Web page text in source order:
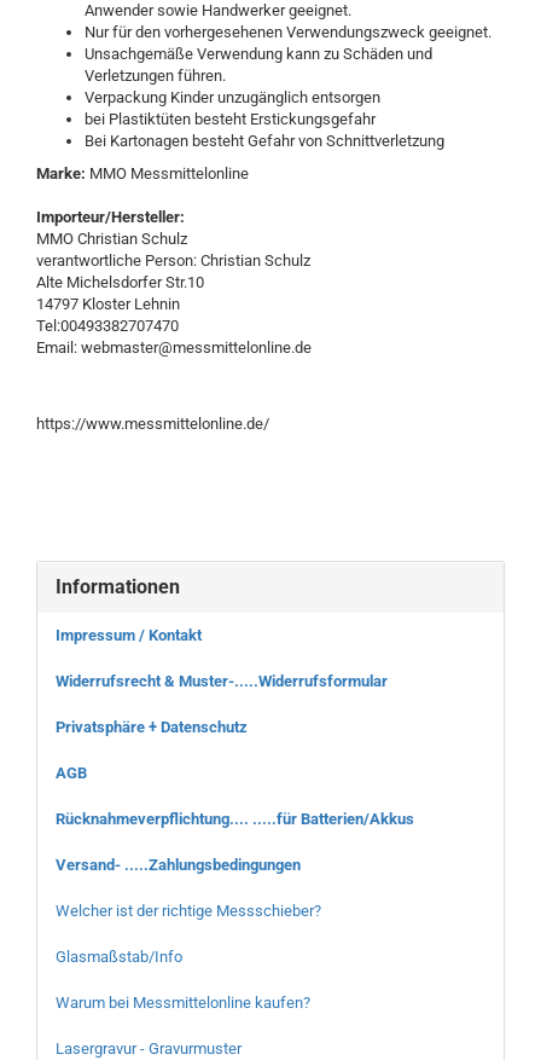
Anwender sowie Handwerker geeignet.
Nur für den vorhergesehenen Verwendungszweck geeignet.
Unsachgemäße Verwendung kann zu Schäden und
Verletzungen führen.
Verpackung Kinder unzugänglich entsorgen
bei Plastiktüten besteht Erstickungsgefahr
Bei Kartonagen besteht Gefahr von Schnittverletzung
Marke: MMO Messmittelonline
Importeur/Hersteller:
MMO Christian Schulz
verantwortliche Person: Christian Schulz
Alte Michelsdorfer Str.10
14797 Kloster Lehnin
Tel:00493382707470
Email: webmaster@messmittelonline.de
https://www.messmittelonline.de/
Informationen
Impressum / Kontakt
Widerrufsrecht & Muster-.....Widerrufsformular
Privatsphäre + Datenschutz
AGB
Rücknahmeverpflichtung.... .....für Batterien/Akkus
Versand- .....Zahlungsbedingungen
Welcher ist der richtige Messschieber?
Glasmaßstab/Info
Warum bei Messmittelonline kaufen?
Lasergravur - Gravurmuster